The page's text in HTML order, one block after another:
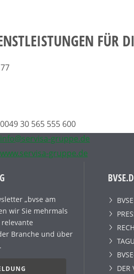
0049 30 565 555 600
info@servisa-gruppe.de
www.servisa-gruppe.de
„bvse am
wir Sie mehrmals
Branche und über
DER